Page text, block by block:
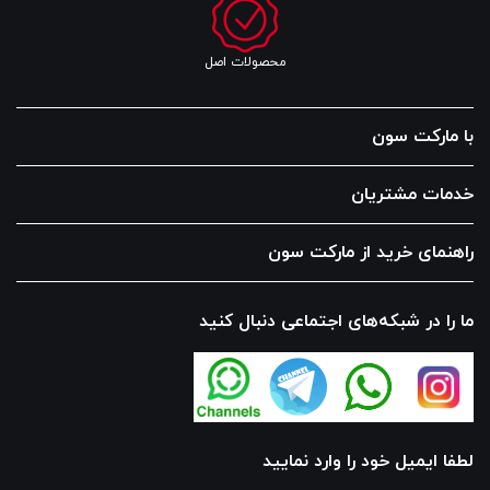
محصولات اصل
با مارکت سون
خدمات مشتریان
راهنمای خرید از مارکت سون
ما را در شبکه‌های اجتماعی دنبال کنید
لطفا ایمیل خود را وارد نمایید